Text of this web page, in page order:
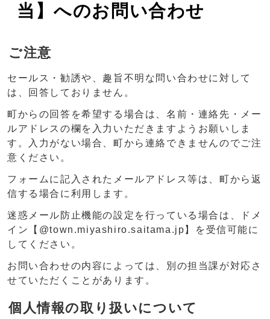
当】へのお問い合わせ
ご注意
セールス・勧誘や、趣旨不明な問い合わせに対して
は、回答しておりません。
町からの回答を希望する場合は、名前・連絡先・メー
ルアドレスの欄を入力いただきますようお願いしま
す。入力がない場合、町から連絡できませんのでご注
意ください。
フォームに記入されたメールアドレス等は、町から返
信する場合に利用します。
迷惑メール防止機能の設定を行っている場合は、ドメ
イン【@town.miyashiro.saitama.jp】を受信可能に
してください。
お問い合わせの内容によっては、別の担当課が対応さ
せていただくことがあります。
個人情報の取り扱いについて